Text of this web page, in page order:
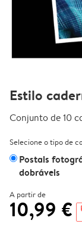
Estilo
Conjunto de 10
Selecione o tipo de
Postais
dobráveis
A partir de
10,99 €